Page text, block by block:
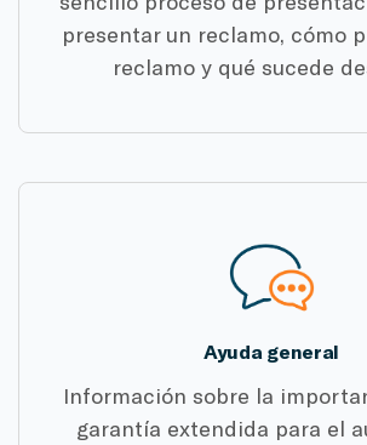
presentar un reclamo, cómo
reclamo y qué sucede
Ayuda general
Información sobre la
garantía extendida para el